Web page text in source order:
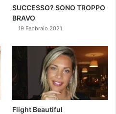
SUCCESSO? SONO TROPPO
BRAVO
19 Febbraio 2021
Flight Beautiful